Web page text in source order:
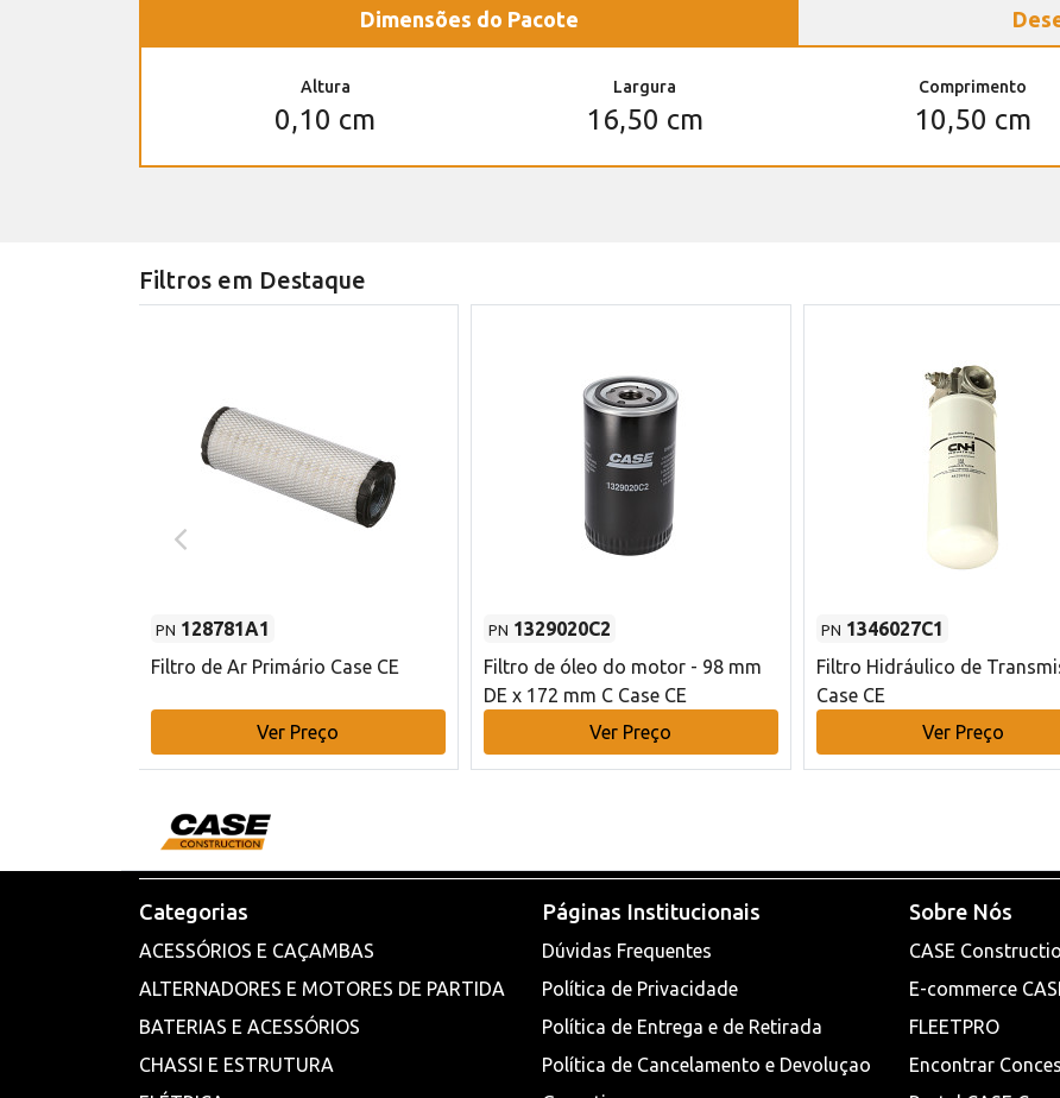
Dimensões do Pacote
Altura
0,10 cm
Largura
16,50 cm
Comprimento
10,50 cm
Filtros em Destaque
PN 128781A1
Filtro de Ar Primário Case CE
Ver Preço
PN 1329020C2
Filtro de óleo do motor - 98 mm
DE x 172 mm C Case CE
Ver Preço
PN 1346027C1
Filtro Hidráulico de
Case CE
Ver Preço
Categorias
ACESSÓRIOS E CAÇAMBAS
ALTERNADORES E MOTORES DE PARTIDA
BATERIAS E ACESSÓRIOS
CHASSI E ESTRUTURA
Páginas Institucionais
Dúvidas Frequentes
Política de Privacidade
Política de Entrega e de Retirada
Política de Cancelamento e Devoluçao
Sobre Nós
CASE
E-commerce
FLEETPRO
Encontrar